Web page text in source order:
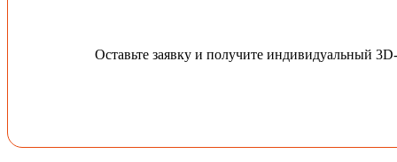
Оставьте заявку и получите индивидуальный